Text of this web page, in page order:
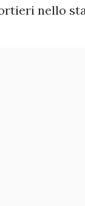
nello